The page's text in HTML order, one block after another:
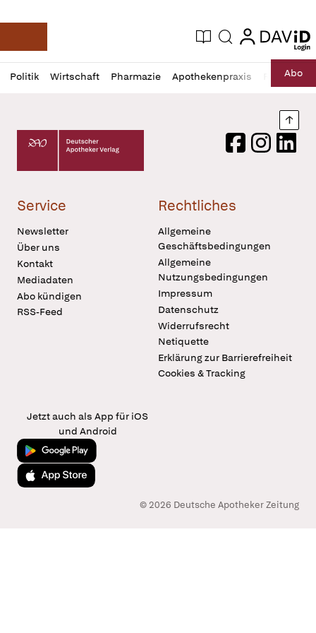
Deutsche Apotheker Zeitung
Aktuelle Ausgabe
Suche login
login
Politik Wirtschaft Pharmazie Apothekenpraxis RechtAbo
Profil
öffnen
Daz
Pur
Deutscher Apotheker Verlag Logo
FacebookInstagram
Service
Newsletter
Über uns
Kontakt
Mediadaten
Abo kündigen
RSS-Feed
Rechtliches
Allgemeine
Geschäftsbedingungen
Allgemeine
Nutzungsbedingungen
Impressum
Datenschutz
Widerrufsrecht
Netiquette
Erklärung zur Barrierefreiheit
Cookies & Tracking
Jetzt auch als App für iOS
und Android
Jetzt bei Google Play
Laden im App Store
© 2026 Deutsche Apotheker Zeitung